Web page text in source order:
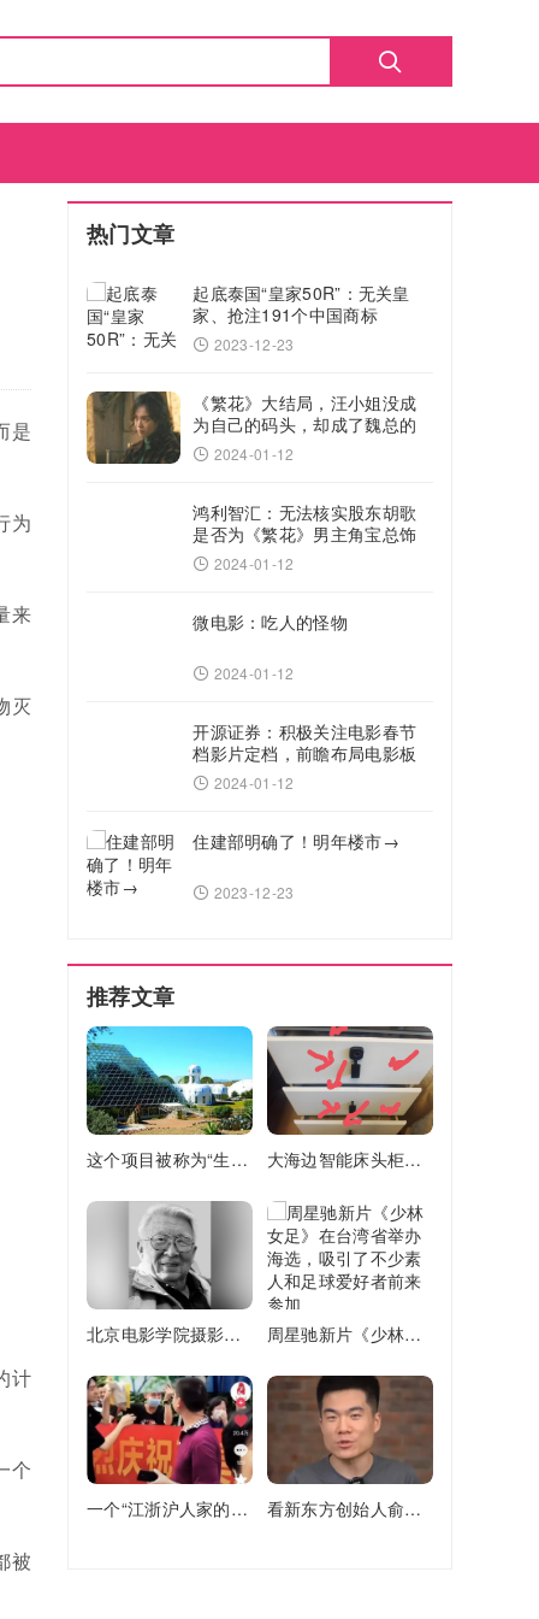
是
为
来
灭
计
个
被
热门文章
起底泰国“皇家50R”：无关皇
家、抢注191个中国商标
2023-12-23
《繁花》大结局，汪小姐没成
为自己的码头，却成了魏总的
码头2024-01-12
鸿利智汇：无法核实股东胡歌
是否为《繁花》男主角宝总饰
演者2024-01-12
微电影：吃人的怪物
2024-01-12
开源证券：积极关注电影春节
档影片定档，前瞻布局电影板
块 2024-01-12
住建部明确了！明年楼市→
2023-12-23
推荐文章
这个项目被称为“生物圈2号”，被寄予了太多的希望和梦想 大海边智能床头柜质量行不行？
北京电影学院摄影学院创始人张益福去世 周星驰新片《少林女足》在台湾省举办海选，吸引了不少素人和足球爱好者前来参加
一个“江浙沪人家的孩子已经不卷学习了”的新闻引发议论纷纷 看新东方创始人俞敏洪如何回应董宇辉新号分流的？